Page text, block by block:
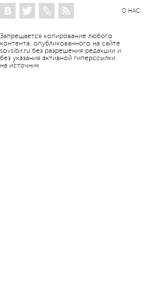
Запрещается копирование любого
контента, опубликованного на сайте
sovsibir.ru без разрешения редакции и
без указания активной гиперссылки
на источник
О НАС